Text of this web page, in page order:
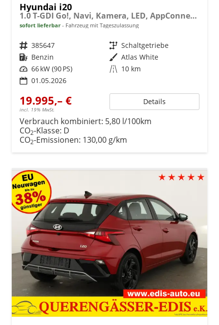
Hyundai i20
1.0 T-GDI Go!, Navi, Kamera, LED, AppConnect, Winter, 16-Zoll, sofort
sofort lieferbar Fahrzeug mit Tageszulassung
Fahrzeugnr. 385647 Getriebe Schaltgetriebe
Kraftstoff Benzin Außenfarbe Atlas White
Leistung 66 kW (90 PS) Kilometerstand 10 km
01.05.2026
19.995,– €
incl. 19% MwSt.
Details
Verbrauch kombiniert: 5,80 l/100km
CO2-Klasse: D
CO2-Emissionen: 130,00 g/km